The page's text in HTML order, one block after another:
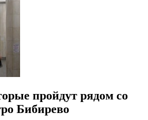
пройдут рядом со
Бибирево